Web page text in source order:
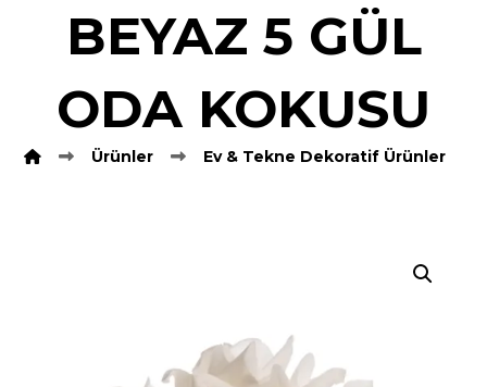
BEYAZ 5 GÜL
ODA KOKUSU
Ürünler Ev & Tekne Dekoratif Ürünler